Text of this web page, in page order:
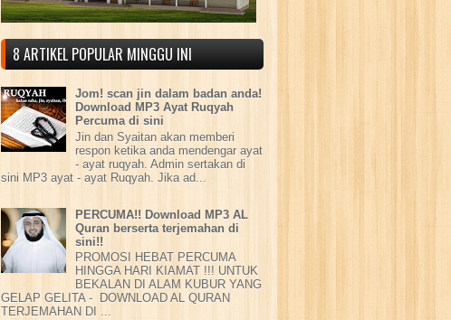
8 ARTIKEL POPULAR MINGGU INI
Jom! scan jin dalam badan anda!
Download MP3 Ayat Ruqyah
Percuma di sini
Jin dan Syaitan akan memberi
respon ketika anda mendengar ayat
- ayat ruqyah. Admin sertakan di
sini MP3 ayat - ayat Ruqyah. Jika ad...
PERCUMA!! Download MP3 AL
Quran berserta terjemahan di
sini!!
PROMOSI HEBAT PERCUMA
HINGGA HARI KIAMAT !!! UNTUK
BEKALAN DI ALAM KUBUR YANG
GELAP GELITA - DOWNLOAD AL QURAN
TERJEMAHAN DI ...